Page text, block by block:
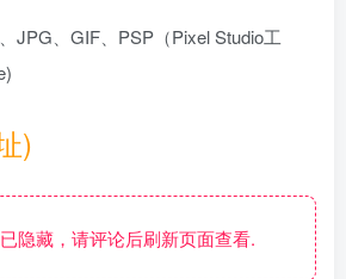
JPG、GIF、PSP（Pixel Studio工
)
隐藏，请评论后刷新页面查看.